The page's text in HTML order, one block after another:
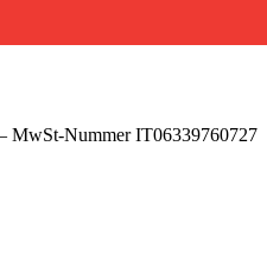
MwSt-Nummer IT06339760727